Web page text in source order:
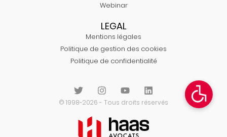
Webinar
LEGAL
Mentions légales
Politique de gestion des cookies
Politique de confidentialité
© 1998-2026 - Tous droits réservés